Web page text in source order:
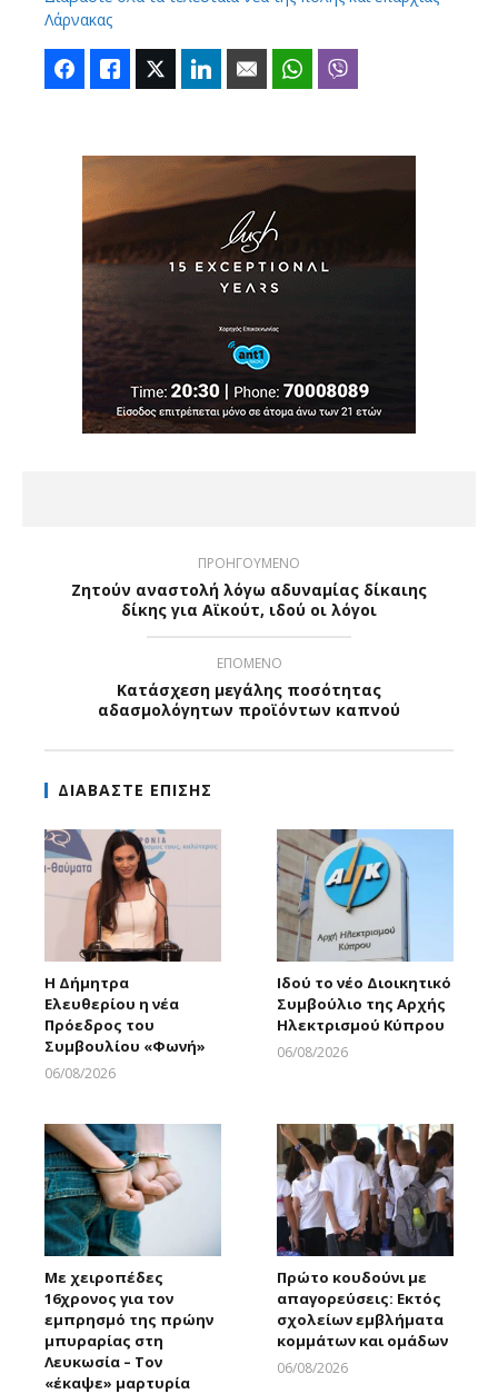
Λάρνακας
FacebookLike Twitter LinkedIn Email WhatsApp
ΠΡΟΗΓΟΥΜΕΝΟ
Ζητούν αναστολή λόγω αδυναμίας δίκαιης
δίκης για Αϊκούτ, ιδού οι λόγοι
ΕΠΟΜΕΝΟ
Κατάσχεση μεγάλης ποσότητας
αδασμολόγητων προϊόντων καπνού
ΔΙΑΒΑΣΤΕ ΕΠΙΣΗΣ
Η Δήμητρα
Ελευθερίου η νέα
Πρόεδρος του
Συμβουλίου «Φωνή»
06/08/2026
Ιδού το νέο Διοικητικό
Συμβούλιο της Αρχής
Ηλεκτρισμού Κύπρου
06/08/2026
Με χειροπέδες
16χρονος για τον
εμπρησμό της πρώην
μπυραρίας στη
Λευκωσία – Τον
«έκαψε» μαρτυρία
Πρώτο κουδούνι με
απαγορεύσεις: Εκτός
σχολείων εμβλήματα
κομμάτων και ομάδων
06/08/2026